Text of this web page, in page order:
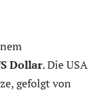
Dollar. Die USA
gefolgt von